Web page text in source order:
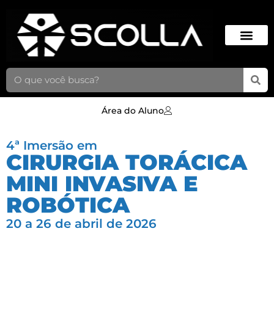
Área do Aluno
4ª Imersão em
CIRURGIA TORÁCICA
MINI INVASIVA E
ROBÓTICA
20 a 26 de abril de 2026